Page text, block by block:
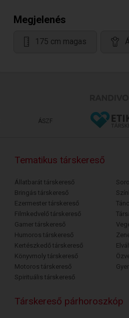
Megjelenés
175 cm magas
ÁSZF
Tematikus társkereső
Állatbarát társkereső
Bringás társkereső
Ezermester társkereső
Filmkedvelő társkereső
Gamer társkereső
Humoros társkereső
Kertészkedő társkereső
Könyvmoly társkereső
Motoros társkereső
Spirituális társkereső
Társkereső párhoroszkóp